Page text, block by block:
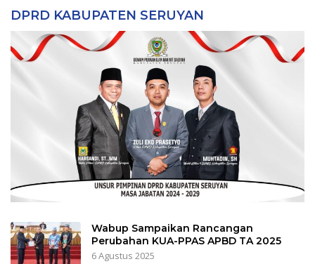
DPRD KABUPATEN SERUYAN
Wabup Sampaikan Rancangan
Perubahan KUA-PPAS APBD TA 2025
6 Agustus 2025